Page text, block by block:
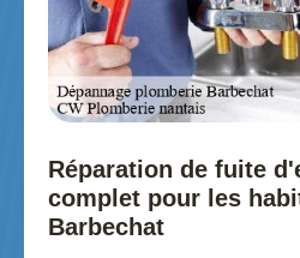
Réparation de fuite
complet pour les
Barbechat